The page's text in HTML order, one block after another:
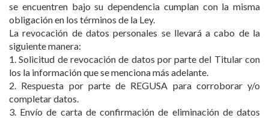
se encuentren bajo su dependencia cumplan con la misma
obligación en los términos de la Ley.
La revocación de datos personales se llevará a cabo de la
siguiente manera:
1. Solicitud de revocación de datos por parte del Titular con
los la información que se menciona más adelante.
2. Respuesta por parte de REGUSA para corroborar y/o
completar datos.
3. Envío de carta de confirmación de eliminación de datos